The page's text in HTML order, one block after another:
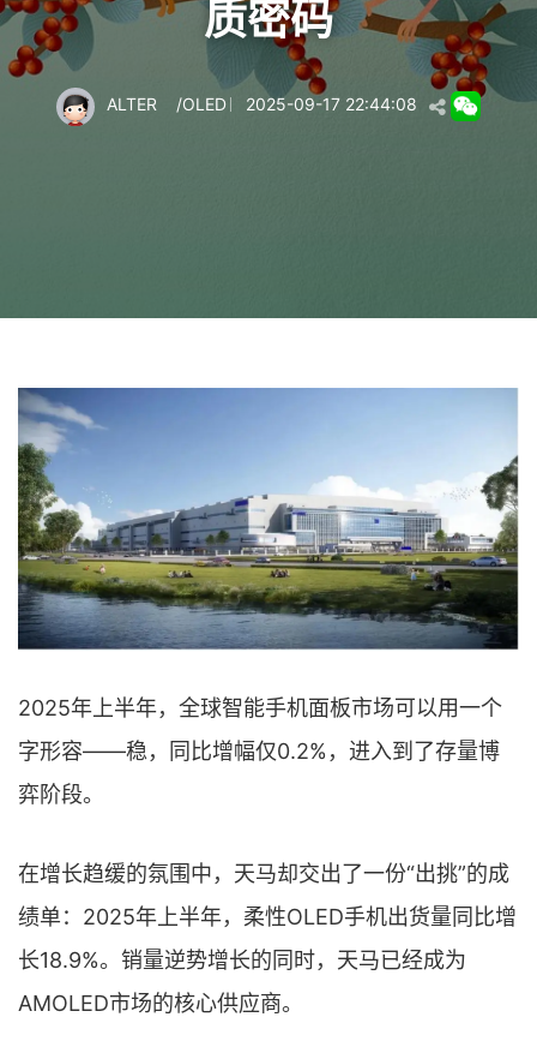
质密码
ALTER /OLED 2025-09-17 22:44:08
2025年上半年，全球智能手机面板市场可以用一个
字形容——稳，同比增幅仅0.2%，进入到了存量博
弈阶段。
在增长趋缓的氛围中，天马却交出了一份“出挑”的成
绩单：2025年上半年，柔性OLED手机出货量同比增
长18.9%。销量逆势增长的同时，天马已经成为
AMOLED市场的核心供应商。